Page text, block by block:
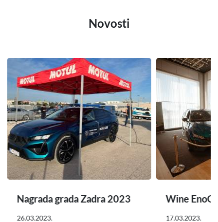
Novosti
Nagrada grada Zadra 2023
26.03.2023.
Wine
17.03.2023.